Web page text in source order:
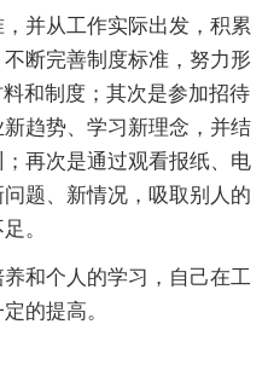
并从工作实际出发，积累
断完善制度标准，努力形
和制度；其次是参加招待
趋势、学习新理念，并结
再次是通过观看报纸、电
题、新情况，吸取别人的
。
和个人的学习，自己在工
的提高。